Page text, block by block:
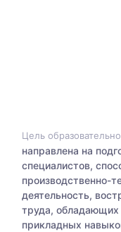
Цель
направлена на
специалистов,
производственно-
деятельность,
труда, обладающих
прикладных